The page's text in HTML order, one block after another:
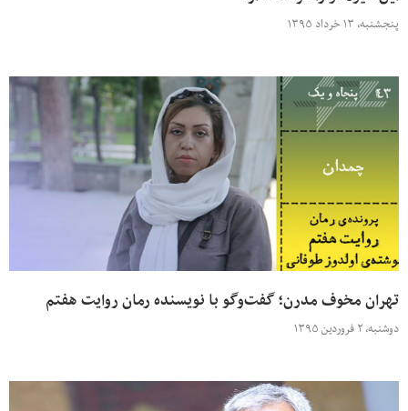
پنجشنبه، ۱۳ خرداد ۱۳۹۵
تهران مخوف مدرن؛ گفت‌وگو با نویسنده‌ رمان روایت هفتم
دوشنبه، ۲ فروردین ۱۳۹۵